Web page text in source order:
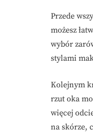
Przede
możesz
wybór
stylami
Kolejnym
rzut oka
więcej
na skórze,